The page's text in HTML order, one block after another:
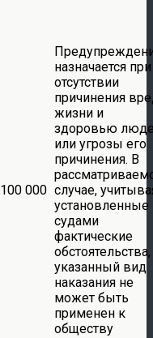
100 000
назначается при
отсутствии
причинения
жизни и
здоровью
или угрозы его
причинения. В
случае,
установленные
судами
фактические
обстоятельства,
указанный вид
наказания не
может быть
применен к
обществу